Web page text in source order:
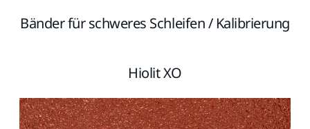
Bänder für schweres Schleifen / Kalibrierung
Hiolit XO